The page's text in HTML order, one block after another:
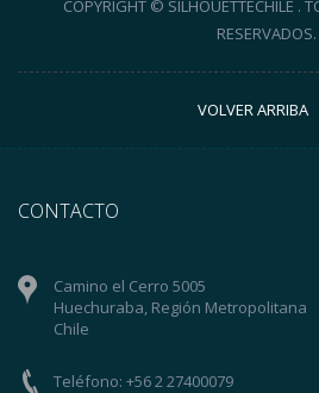
COPYRIGHT © SILHOUETTECHILE .
RESERVADOS.
VOLVER ARRIBA
CONTACTO
Camino el Cerro 5005
Huechuraba, Región Metropolitana
Chile
Teléfono: +56 2 27400079